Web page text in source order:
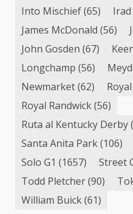
Into Mischief(65) Irad
James McDonald (56)
John Gosden (67)
Longchamp (56)
Newmarket(62)
Royal Randwick(56)
Ruta al Kentucky Derby
Santa Anita Park(106)
Solo G1 (1657) Street
Todd Pletcher(90)
William Buick(61)